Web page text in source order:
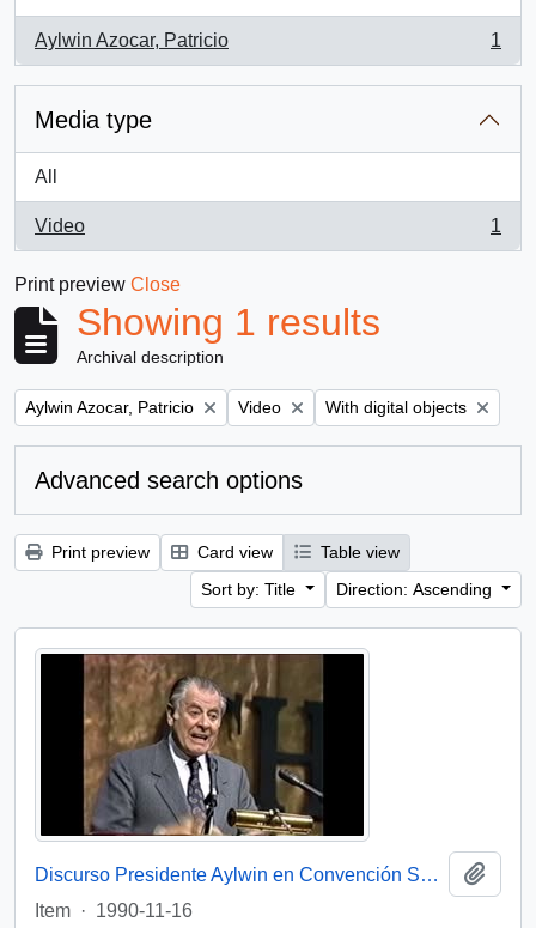
Aylwin Azocar, Patricio
, 1 results
1
Media type
All
Video
, 1 results
1
Print preview Close
Showing 1 results
Archival description
Remove filter:
Aylwin Azocar, Patricio Remove filter:
Video Remove filter:
With digital objects
Advanced search options
Print preview Card view
Table view
Sort by: Title
Direction: Ascending
Discurso Presidente Aylwin en Convención Santiago: Video
Item · 1990-11-16